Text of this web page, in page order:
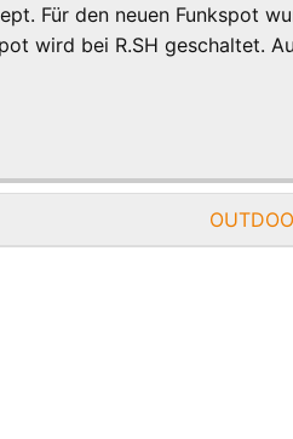
Für den neuen Funkspot
wird bei R.SH geschaltet.